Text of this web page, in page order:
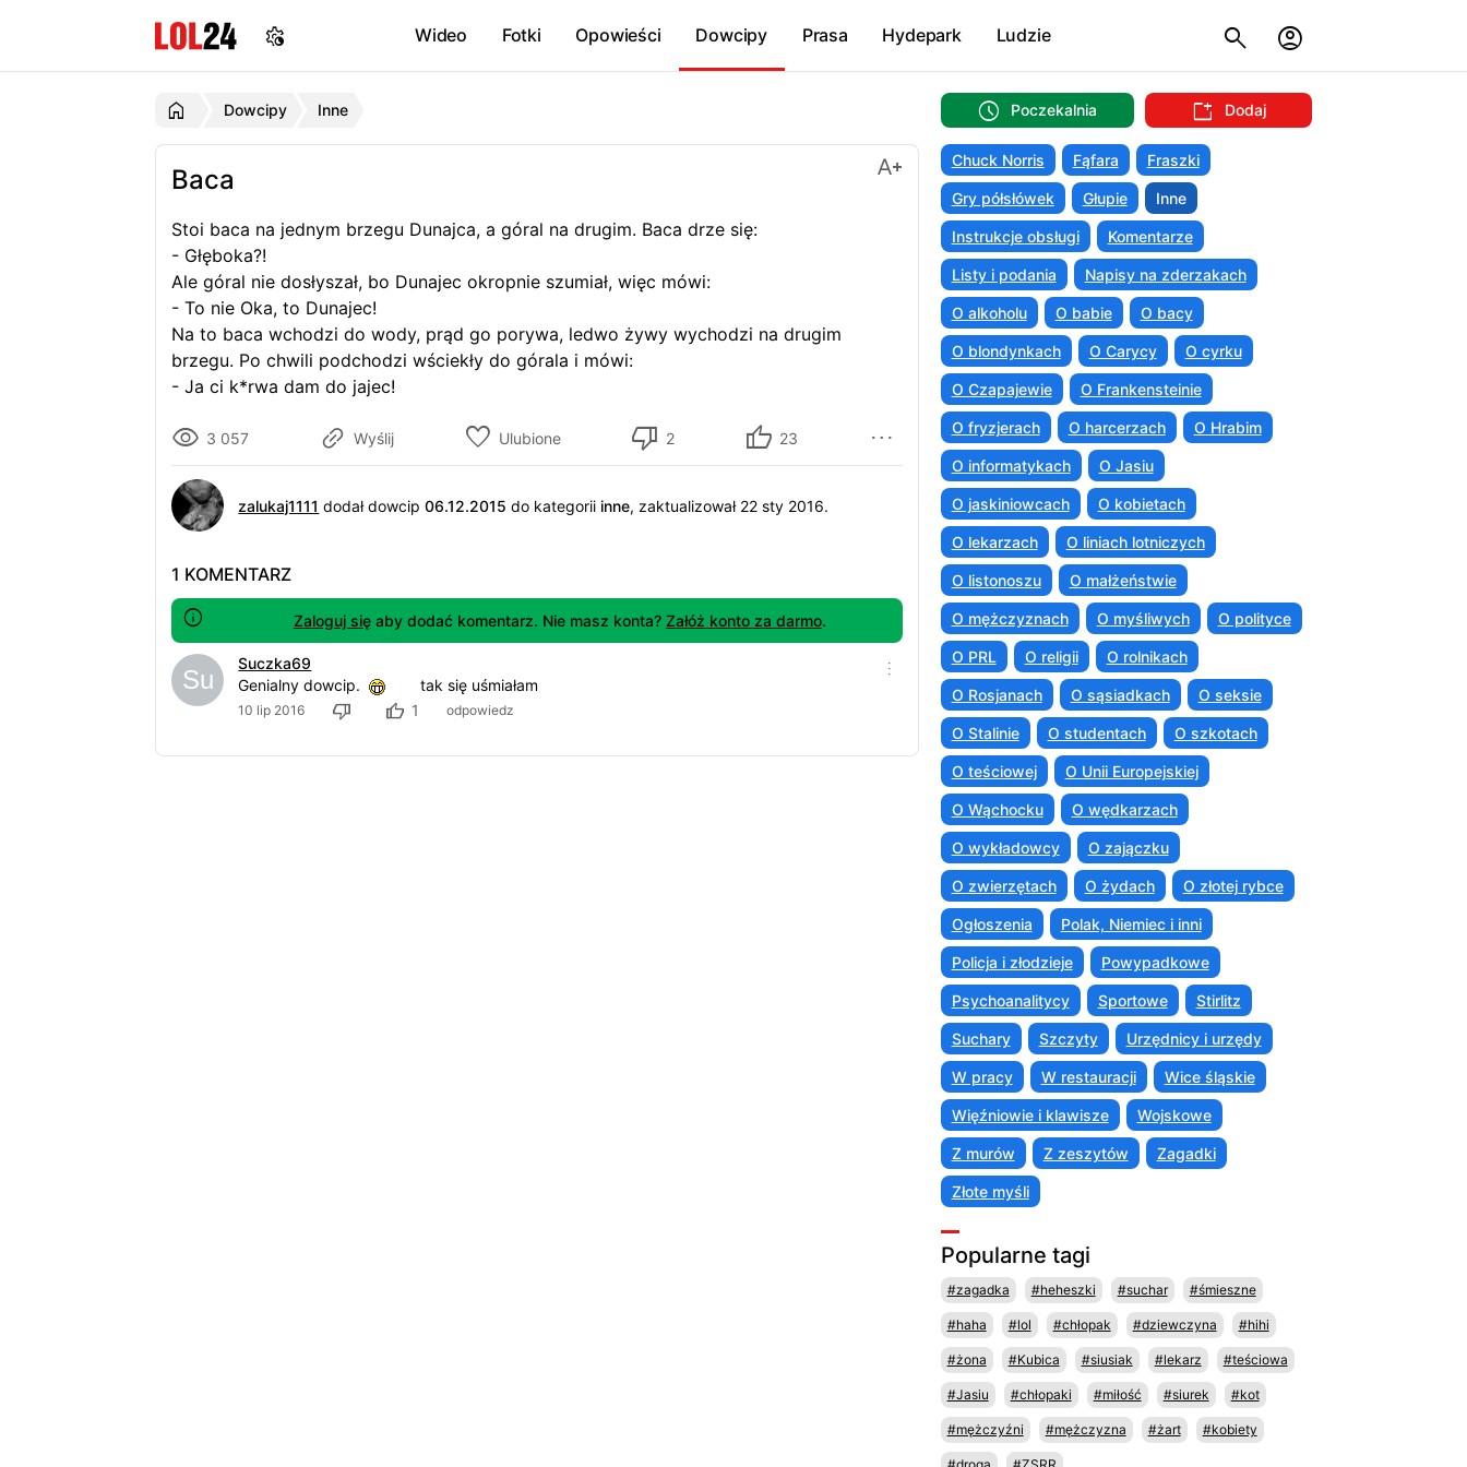
Wideo Fotki Opowieści Dowcipy Prasa Hydepark Ludzie
Dowcipy Inne
Baca
Stoi baca na jednym brzegu Dunajca, a góral na drugim. Baca drze się:
- Głęboka?!
Ale góral nie dosłyszał, bo Dunajec okropnie szumiał, więc mówi:
- To nie Oka, to Dunajec!
Na to baca wchodzi do wody, prąd go porywa, ledwo żywy wychodzi na drugim
brzegu. Po chwili podchodzi wściekły do górala i mówi:
- Ja ci k*rwa dam do jajec!
3 057 Wyślij Ulubione 2 23
zalukaj1111 dodał dowcip06.12.2015 do kategorii inne, zaktualizował 22 sty 2016.
1 KOMENTARZ
Zaloguj sięaby dodać komentarz. Nie masz konta? Załóż konto za darmo.
Suczka69
Genialny dowcip.
tak się uśmiałam
10 lip 2016 1 odpowiedz
Poczekalnia Dodaj
Chuck Norris Fąfara Fraszki
Gry półsłówek Głupie Inne
Instrukcje obsługi Komentarze
Listy i podania Napisy na zderzakach
O alkoholu O babie O bacy
O blondynkach O Carycy O cyrku
O Czapajewie O Frankensteinie
O fryzjerach O harcerzach O Hrabim
O informatykach O Jasiu
O jaskiniowcach O kobietach
O lekarzach O liniach lotniczych
O listonoszu O małżeństwie
O mężczyznach O myśliwych O polityce
O PRL O religii O rolnikach
O Rosjanach O sąsiadkach O seksie
O Stalinie O studentach O szkotach
O teściowej O Unii Europejskiej
O Wąchocku O wędkarzach
O wykładowcy O zajączku
O zwierzętach O żydach O złotej rybce
Ogłoszenia Polak, Niemiec i inni
Policja i złodzieje Powypadkowe
Psychoanalitycy Sportowe Stirlitz
Suchary Szczyty Urzędnicy i urzędy
W pracy W restauracji Wice śląskie
Więźniowie i klawisze Wojskowe
Z murów Z zeszytów Zagadki
Złote myśli
Popularne tagi
#zagadka #heheszki #suchar #śmieszne
#haha #lol #chłopak #dziewczyna #hihi
#żona #Kubica #siusiak #lekarz #teściowa
#Jasiu #chłopaki #miłość #siurek #kot
#mężczyźni #mężczyzna #żart #kobiety